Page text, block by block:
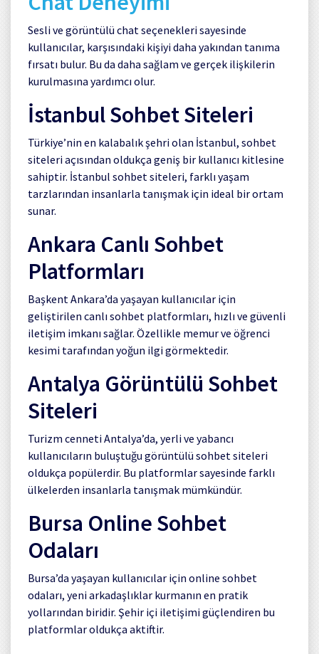
Sesli ve görüntülü chat seçenekleri sayesinde
kullanıcılar, karşısındaki kişiyi daha yakından tanıma
fırsatı bulur. Bu da daha sağlam ve gerçek ilişkilerin
kurulmasına yardımcı olur.
İstanbul Sohbet Siteleri
Türkiye’nin en kalabalık şehri olan İstanbul, sohbet
siteleri açısından oldukça geniş bir kullanıcı kitlesine
sahiptir. İstanbul sohbet siteleri, farklı yaşam
tarzlarından insanlarla tanışmak için ideal bir ortam
sunar.
Ankara Canlı Sohbet
Platformları
Başkent Ankara’da yaşayan kullanıcılar için
geliştirilen canlı sohbet platformları, hızlı ve güvenli
iletişim imkanı sağlar. Özellikle memur ve öğrenci
kesimi tarafından yoğun ilgi görmektedir.
Antalya Görüntülü Sohbet
Siteleri
Turizm cenneti Antalya’da, yerli ve yabancı
kullanıcıların buluştuğu görüntülü sohbet siteleri
oldukça popülerdir. Bu platformlar sayesinde farklı
ülkelerden insanlarla tanışmak mümkündür.
Bursa Online Sohbet
Odaları
Bursa’da yaşayan kullanıcılar için online sohbet
odaları, yeni arkadaşlıklar kurmanın en pratik
yollarından biridir. Şehir içi iletişimi güçlendiren bu
platformlar oldukça aktiftir.